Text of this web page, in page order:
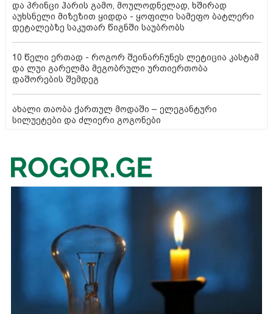
და პრინცი ჰარის გამო, მოულოდნელად, ხშირად
აუხსნელი მიზეზით ყიდდა - ყოფილი სამეფო ბატლერი
დეტალებზე საკუთარ წიგნში საუბრობს
10 წელი ერთად - როგორ შეინარჩუნეს ლეტიცია კასტამ
და ლუი გარელმა მეგობრული ურთიერთობა
დაშორების შემდეგ
ახალი თაობა ქართულ მოდაში – ელეგანტური
სილუეტები და ძლიერი გოგონები